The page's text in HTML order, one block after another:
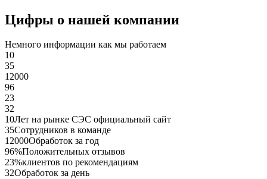
Цифры о нашей компании
Немного информации как мы работаем
10
35
12000
96
23
32
10Лет на рынке СЭС официальный сайт
35Сотрудников в команде
12000Обработок за год
96%Положительных отзывов
23%клиентов по рекомендациям
32Обработок за день